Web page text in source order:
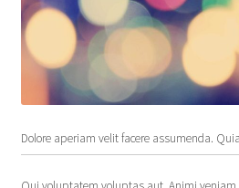
Dolore aperiam velit facere assumenda.